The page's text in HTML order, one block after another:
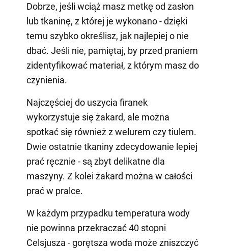
Dobrze, jeśli wciąż masz metkę od zasłon
lub tkaninę, z której je wykonano - dzięki
temu szybko określisz, jak najlepiej o nie
dbać. Jeśli nie, pamiętaj, by przed praniem
zidentyfikować materiał, z którym masz do
czynienia.
Najczęściej do uszycia firanek
wykorzystuje się żakard, ale można
spotkać się również z welurem czy tiulem.
Dwie ostatnie tkaniny zdecydowanie lepiej
prać ręcznie - są zbyt delikatne dla
maszyny. Z kolei żakard można w całości
prać w pralce.
W każdym przypadku temperatura wody
nie powinna przekraczać 40 stopni
Celsjusza - gorętsza woda może zniszczyć